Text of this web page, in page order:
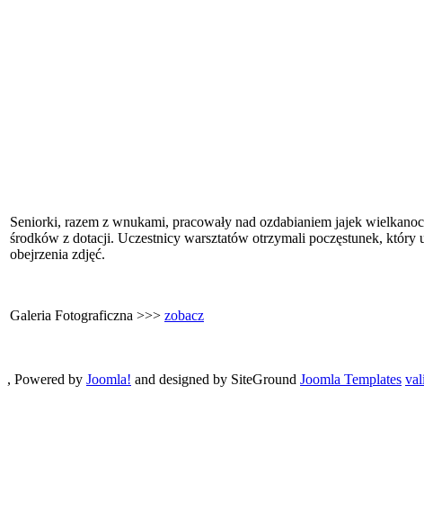
Seniorki, razem z wnukami, pracowały nad ozdabianiem jajek
środków z dotacji. Uczestnicy warsztatów otrzymali poczęstunek, który
obejrzenia zdjęć.
Galeria Fotograficzna >>> zobacz
, Powered by Joomla! and designed by SiteGround Joomla Templates